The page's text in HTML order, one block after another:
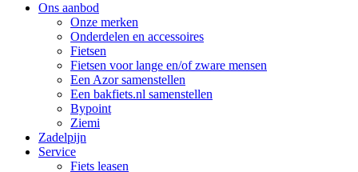
Ons aanbod
Onze merken
Onderdelen en accessoires
Fietsen
Fietsen voor lange en/of zware mensen
Een Azor samenstellen
Een bakfiets.nl samenstellen
Bypoint
Ziemi
Zadelpijn
Service
Fiets leasen